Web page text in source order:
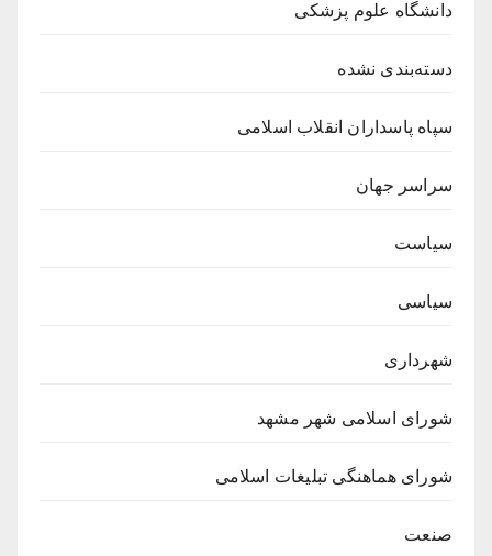
دانشگاه علوم پزشکی
دسته‌بندی نشده
سپاه پاسداران انقلاب اسلامی
سراسر جهان
سیاست
سیاسی
شهرداری
شورای اسلامی شهر مشهد
شورای هماهنگی تبلیغات اسلامی
صنعت